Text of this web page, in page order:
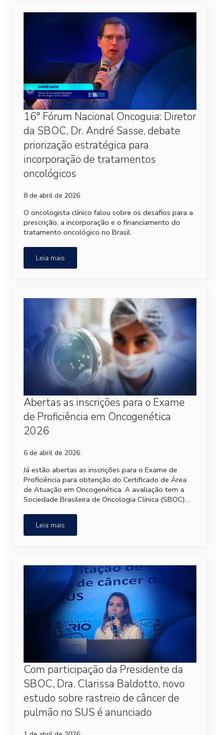
16° Fórum Nacional Oncoguia: Diretor
da SBOC, Dr. André Sasse, debate
priorização estratégica para
incorporação de tratamentos
oncológicos
8 de abril de 2026
O oncologista clínico falou sobre os desafios para a
prescrição, a incorporação e o financiamento do
tratamento oncológico no Brasil.
Leia mais
Abertas as inscrições para o Exame
de Proficiência em Oncogenética
2026
6 de abril de 2026
Já estão abertas as inscrições para o Exame de
Proficiência para obtenção do Certificado de Área
de Atuação em Oncogenética. A avaliação tem a
Sociedade Brasileira de Oncologia Clínica (SBOC)…
Leia mais
Com participação da Presidente da
SBOC, Dra. Clarissa Baldotto, novo
estudo sobre rastreio de câncer de
pulmão no SUS é anunciado